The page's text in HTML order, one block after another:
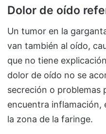
Dolor de oído
Un tumor en la
van también al oído,
que no tiene
dolor de oído no se
secreción o problemas
encuentra
la zona de la faringe.